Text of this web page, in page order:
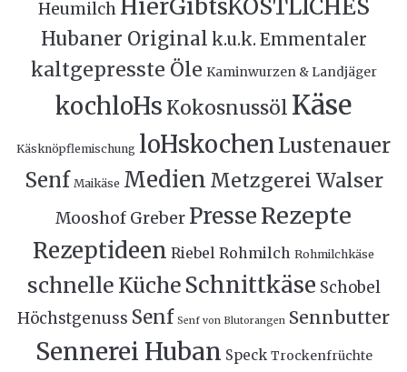
Heumilch HierGibtsKÖSTLICHES
Hubaner Original k.u.k. Emmentaler
kaltgepresste Öle Kaminwurzen & Landjäger
kochloHs Kokosnussöl Käse
Käsknöpflemischung loHskochen Lustenauer
Senf Maikäse Medien Metzgerei Walser
Mooshof Greber PresseRezepte
Rezeptideen Riebel Rohmilch Rohmilchkäse
schnelle Küche Schnittkäse Schobel
Höchstgenuss Senf Senf von Blutorangen Sennbutter
Sennerei Huban Speck Trockenfrüchte